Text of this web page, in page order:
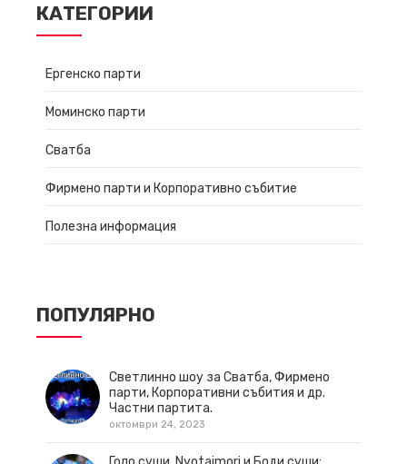
КАТЕГОРИИ
Ергенско парти
Моминско парти
Сватба
Фирмено парти и Корпоративно събитие
Полезна информация
ПОПУЛЯРНО
Светлинно шоу за Сватба, Фирмено
парти, Корпоративни събития и др.
Частни партита.
октомври 24, 2023